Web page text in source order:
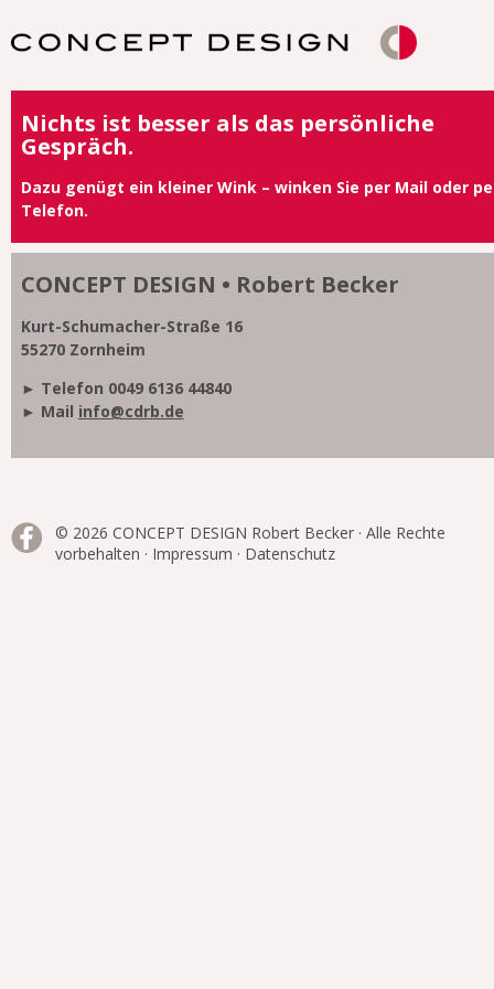
Nichts ist besser als das persönliche
Gespräch.
Dazu genügt ein kleiner Wink – winken Sie per Mail oder
Telefon.
CONCEPT DESIGN • Robert Becker
Kurt-Schumacher-Straße 16
55270 Zornheim
► Telefon 0049 6136 44840
► Mail info@cdrb.de
© 2026 CONCEPT DESIGN Robert Becker · Alle Rechte
vorbehalten · Impressum · Datenschutz